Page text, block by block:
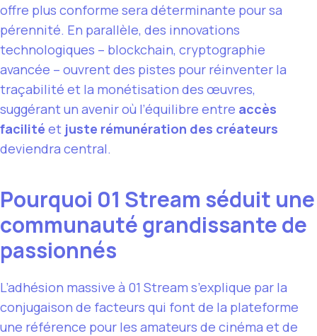
offre plus conforme sera déterminante pour sa
pérennité. En parallèle, des innovations
technologiques – blockchain, cryptographie
avancée – ouvrent des pistes pour réinventer la
traçabilité et la monétisation des œuvres,
suggérant un avenir où l’équilibre entre accès
facilité et juste rémunération des créateurs
deviendra central.
Pourquoi 01 Stream séduit une
communauté grandissante de
passionnés
L’adhésion massive à 01 Stream s’explique par la
conjugaison de facteurs qui font de la plateforme
une référence pour les amateurs de cinéma et de